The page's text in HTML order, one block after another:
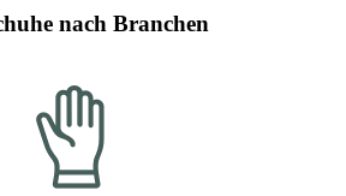
nach Branchen